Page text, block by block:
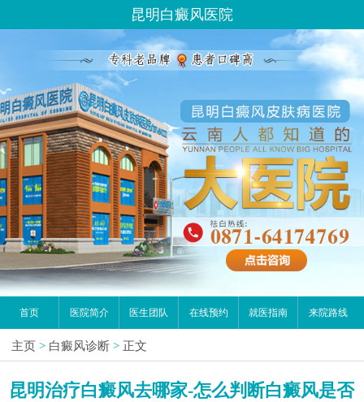
昆明白癜风医院
首页 医院简介 医生团队 在线预约 就医指南 来院路线
主页 > 白癜风诊断 > 正文
昆明治疗白癜风去哪家-怎么判断白癜风是否